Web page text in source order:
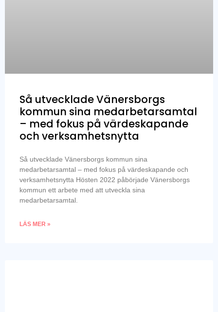
Så utvecklade Vänersborgs
kommun sina medarbetarsamtal
– med fokus på värdeskapande
och verksamhetsnytta
Så utvecklade Vänersborgs kommun sina
medarbetarsamtal – med fokus på värdeskapande och
verksamhetsnytta Hösten 2022 påbörjade Vänersborgs
kommun ett arbete med att utveckla sina
medarbetarsamtal.
LÄS MER »